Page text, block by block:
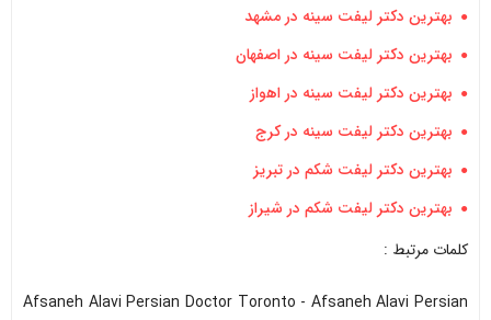
بهترین دکتر لیفت سینه در مشهد
بهترین دکتر لیفت سینه در اصفهان
بهترین دکتر لیفت سینه در اهواز
بهترین دکتر لیفت سینه در کرج
بهترین دکتر لیفت شکم در تبریز
بهترین دکتر لیفت شکم در شیراز
کلمات مرتبط :
Afsaneh Alavi Persian Doctor Toronto - Afsaneh Alavi Persian